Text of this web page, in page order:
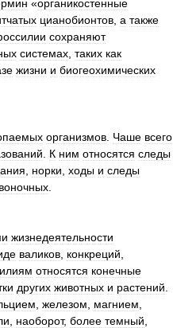
«органикостенные
цианобионтов а также
сохраняют
системах таких как
жизни и биогеохимических
организмов Чаше всего
К ним относятся следы
норки ходы и следы
жизнедеятельности
валиков конкреций
относятся конечные
других животных и растений
железом магнием
наоборот, более темный